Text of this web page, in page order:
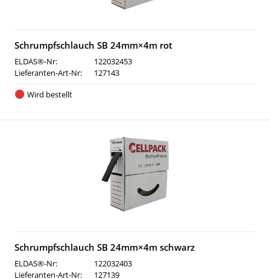
Schrumpfschlauch SB 24mm×4m rot
ELDAS®-Nr:
122032453
Lieferanten-Art-Nr:
127143
Wird bestellt
Schrumpfschlauch SB 24mm×4m schwarz
ELDAS®-Nr:
122032403
Lieferanten-Art-Nr:
127139